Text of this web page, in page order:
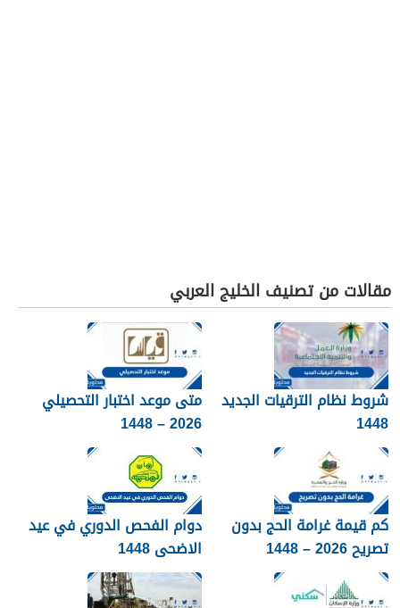
مقالات من تصنيف الخليج العربي
شروط نظام الترقيات الجديد
1448
متى موعد اختبار التحصيلي
2026 – 1448
كم قيمة غرامة الحج بدون
تصريح 2026 – 1448
دوام الفحص الدوري في عيد
الاضحى 1448